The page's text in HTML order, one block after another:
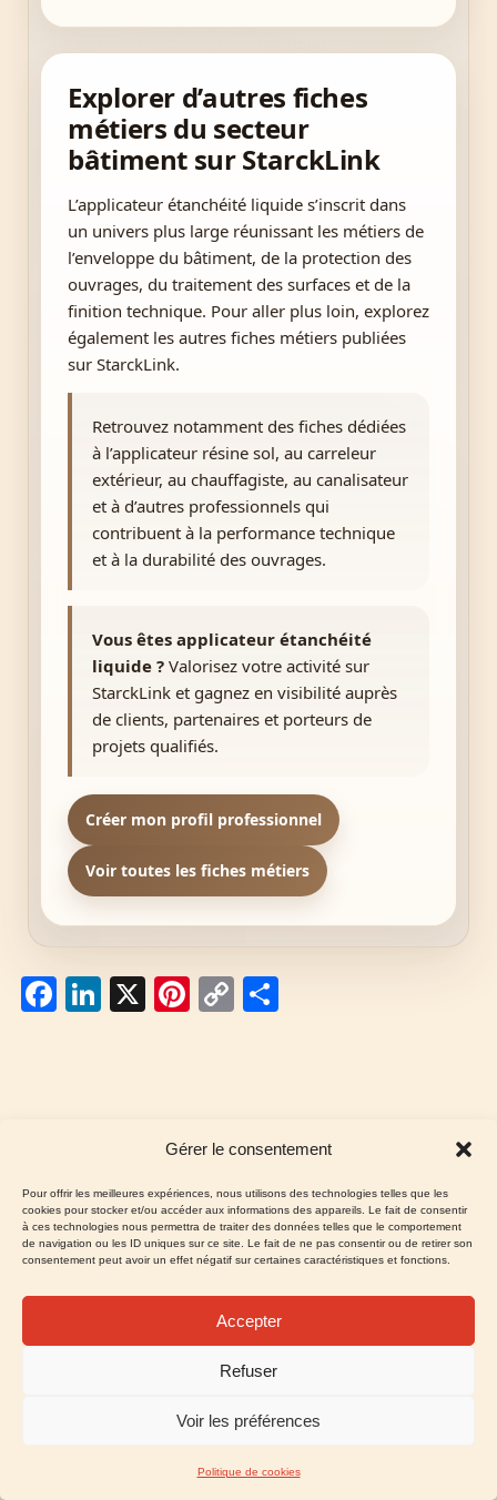
Gérer le consentement
Pour offrir les meilleures expériences, nous utilisons des technologies telles que les
cookies pour stocker et/ou accéder aux informations des appareils. Le fait de consentir
à ces technologies nous permettra de traiter des données telles que le comportement
de navigation ou les ID uniques sur ce site. Le fait de ne pas consentir ou de retirer son
consentement peut avoir un effet négatif sur certaines caractéristiques et fonctions.
Accepter
Refuser
Voir les préférences
Politique de cookies
Explorer d’autres fiches
métiers du secteur
bâtiment sur StarckLink
L’applicateur étanchéité liquide s’inscrit dans
un univers plus large réunissant les métiers de
l’enveloppe du bâtiment, de la protection des
ouvrages, du traitement des surfaces et de la
finition technique. Pour aller plus loin, explorez
également les autres fiches métiers publiées
sur StarckLink.
Retrouvez notamment des fiches dédiées
à l’applicateur résine sol, au carreleur
extérieur, au chauffagiste, au canalisateur
et à d’autres professionnels qui
contribuent à la performance technique
et à la durabilité des ouvrages.
Vous êtes applicateur étanchéité
liquide ? Valorisez votre activité sur
StarckLink et gagnez en visibilité auprès
de clients, partenaires et porteurs de
projets qualifiés.
Créer mon profil professionnel
Voir toutes les fiches métiers
F
o
k
Li
X
Pi
st
C
Li
k
er
Rechercher
Rechercher